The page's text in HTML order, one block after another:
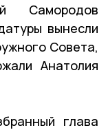
Самородов
вынесли
Совета,
Анатолия
глава